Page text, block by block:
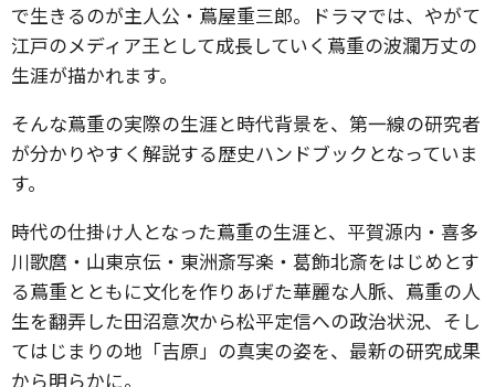
で生きるのが主人公・蔦屋重三郎。ドラマでは、やがて
江戸のメディア王として成長していく蔦重の波瀾万丈の
生涯が描かれます。
そんな蔦重の実際の生涯と時代背景を、第一線の研究者
が分かりやすく解説する歴史ハンドブックとなっていま
す。
時代の仕掛け人となった蔦重の生涯と、平賀源内・喜多
川歌麿・山東京伝・東洲斎写楽・葛飾北斎をはじめとす
る蔦重とともに文化を作りあげた華麗な人脈、蔦重の人
生を翻弄した田沼意次から松平定信への政治状況、そし
てはじまりの地「吉原」の真実の姿を、最新の研究成果
から明らかに。